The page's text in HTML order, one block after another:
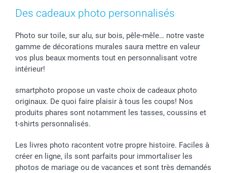
Cadres photo & accessoires déco
Stickers & Etiquettes
Chèque Cadeau
Mentions Légales
Affiliation
Investor Relations
B2B smartbusiness
Fête des Mères
Confirmation ou communion
Mariage
Fête d'anniversaire
Tous les évènements
Tarifs et frais de livraison
Livraison en 48 heures
Modes de Paiement
Identifiez-vous
Statut de ma commande
smarfriends
smartgarantie
smartbonus
Des cadeaux photo personnalisés
Photo sur toile, sur alu, sur bois, pêle-mêle… notre vaste
gamme de décorations murales saura mettre en valeur
vos plus beaux moments tout en personnalisant votre
intérieur!
smartphoto propose un vaste choix de cadeaux photo
originaux. De quoi faire plaisir à tous les coups! Nos
produits phares sont notamment les tasses, coussins et
t-shirts personnalisés.
Les livres photo racontent votre propre histoire. Faciles à
créer en ligne, ils sont parfaits pour immortaliser les
photos de mariage ou de vacances et sont très demandés